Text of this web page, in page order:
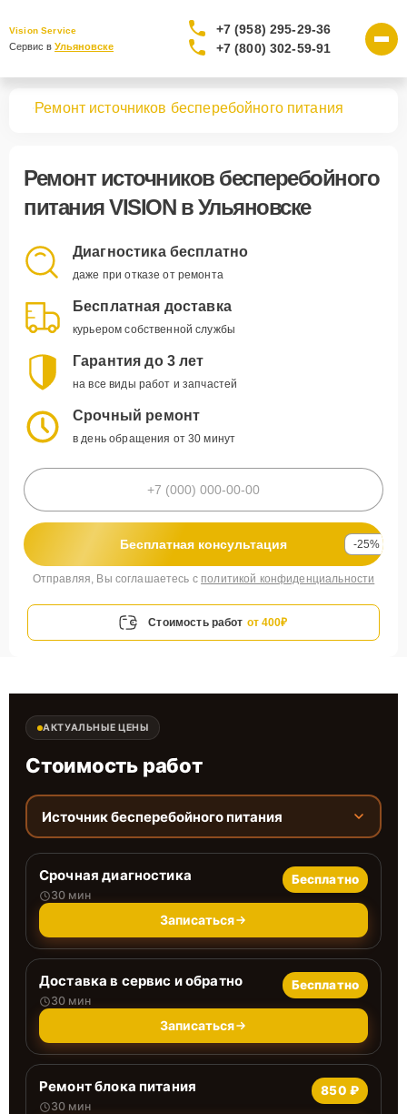
Vision Service
Сервис в Ульяновске
+7 (958) 295-29-36
+7 (800) 302-59-91
Ремонт источников бесперебойного питания
Ремонт источников бесперебойного
питания VISIONв Ульяновске
Диагностика бесплатно
даже при отказе от ремонта
Бесплатная доставка
курьером собственной службы
Гарантия до 3 лет
на все виды работ и запчастей
Срочный ремонт
в день обращения от 30 минут
Бесплатная консультация -25%
Отправляя, Вы соглашаетесь с политикой конфиденциальности
Стоимость работ от 400₽
АКТУАЛЬНЫЕ ЦЕНЫ
Стоимость работ
Источник бесперебойного питания
Срочная диагностика
30 мин
Бесплатно
Записаться
Доставка в сервис и обратно
30 мин
Бесплатно
Записаться
Ремонт блока питания
30 мин
850 ₽